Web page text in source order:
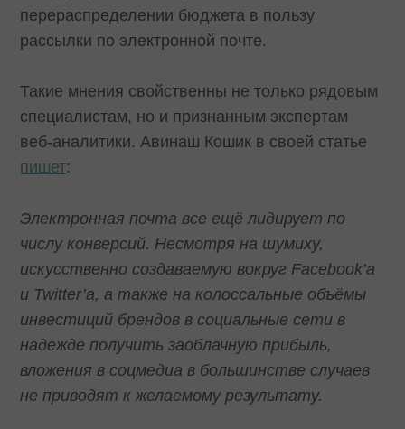
перераспределении бюджета в пользу
рассылки по электронной почте.
Такие мнения свойственны не только рядовым
специалистам, но и признанным экспертам
веб-аналитики. Авинаш Кошик в своей статье
пишет:
Электронная почта все ещё лидирует по
числу конверсий. Несмотря на шумиху,
искусственно создаваемую вокруг Facebook’а
и Twitter’а, а также на колоссальные объёмы
инвестиций брендов в социальные сети в
надежде получить заоблачную прибыль,
вложения в соцмедиа в большинстве случаев
не приводят к желаемому результату.